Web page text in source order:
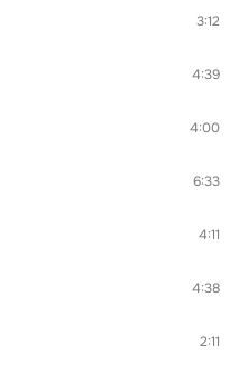
3:12
4:39
4:00
6:33
4:11
4:38
2:11